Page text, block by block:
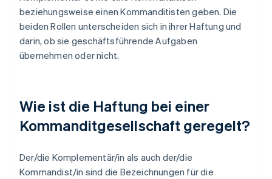
beziehungsweise einen Kommanditisten geben. Die
beiden Rollen unterscheiden sich in ihrer Haftung und
darin, ob sie geschäftsführende Aufgaben
übernehmen oder nicht.
Wie ist die Haftung bei einer
Kommanditgesellschaft geregelt?
Der/die Komplementär/in als auch der/die
Kommandist/in sind die Bezeichnungen für die